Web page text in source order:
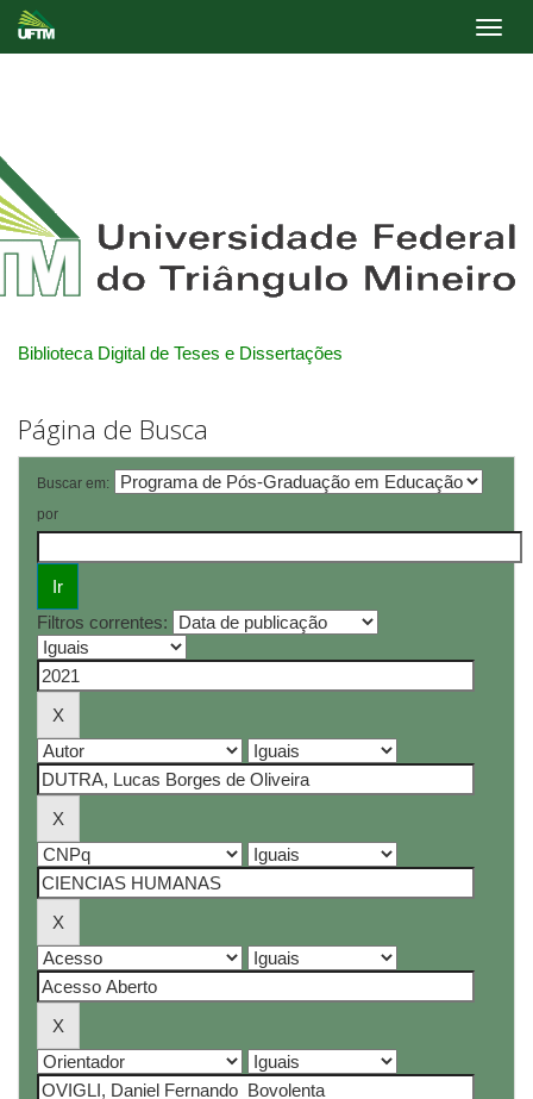
Biblioteca Digital de Teses e Dissertações
Página de Busca
Buscar em:
por
Filtros correntes: